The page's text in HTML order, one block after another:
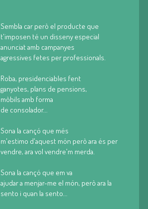
Sembla car però el producte que
t'imposen té un disseny especial
anunciat amb campanyes
agressives fetes per professionals.
Roba, presidenciables fent
ganyotes, plans de pensions,
mòbils amb forma
de consolador...
Sona la cançó que més
m'estimo d'aquest món però ara és per
vendre, ara vol vendre'm merda.
Sona la cançó que em va
ajudar a menjar-me el món, però ara la
sento i quan la sento...